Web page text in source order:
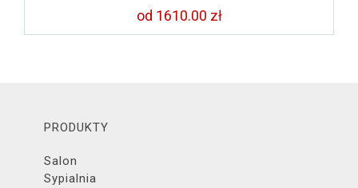
od 1610.00 zł
PRODUKTY
Salon
Sypialnia